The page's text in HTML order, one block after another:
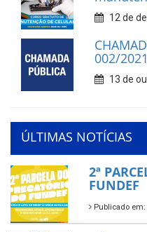
12 de
002/
13 de
ÚLTIMAS NOTÍCIAS
2ª
FUNDEF
Publicado